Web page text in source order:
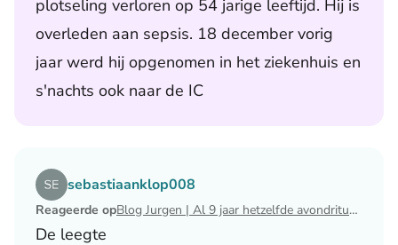
plotseling verloren op 54 jarige leeftijd. Hij is
overleden aan sepsis. 18 december vorig
jaar werd hij opgenomen in het ziekenhuis en
s'nachts ook naar de IC
sebastiaanklop008
Reageerde op Blog Jurgen | Al 9 jaar hetzelfde avondritueel
De leegte
Lees het artikel Blog Jurgen | Al 9 jaar hetzelfde